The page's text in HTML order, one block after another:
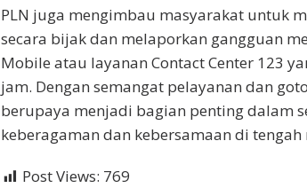
PLN juga mengimbau masyarakat untuk
secara bijak dan melaporkan gangguan
Mobile atau layanan Contact Center 123
jam. Dengan semangat pelayanan dan
berupaya menjadi bagian penting dalam
keberagaman dan kebersamaan di tengah
Post Views: 769